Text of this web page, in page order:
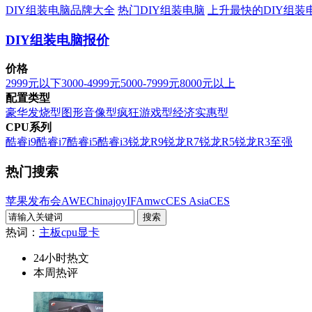
DIY组装电脑品牌大全 热门DIY组装电脑 上升最快的DIY组装
DIY组装电脑报价
价格
2999元以下3000-4999元5000-7999元8000元以上
配置类型
豪华发烧型图形音像型疯狂游戏型经济实惠型
CPU系列
酷睿i9酷睿i7酷睿i5酷睿i3锐龙R9锐龙R7锐龙R5锐龙R3至强
热门搜索
苹果发布会AWEChinajoyIFAmwcCES AsiaCES
热词： 主板cpu显卡
24小时热文
本周热评